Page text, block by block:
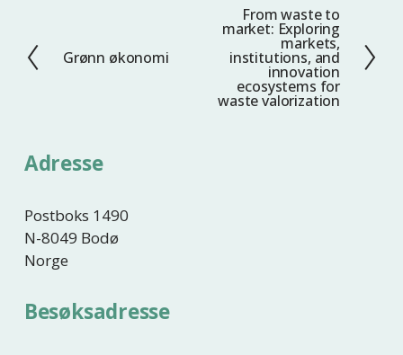
F
g
Grønn økonomi
From waste to
market: Exploring
markets,
institutions, and
innovation
ecosystems for
waste valorization
Adresse
Postboks 1490
N-8049 Bodø
Norge
Besøksadresse